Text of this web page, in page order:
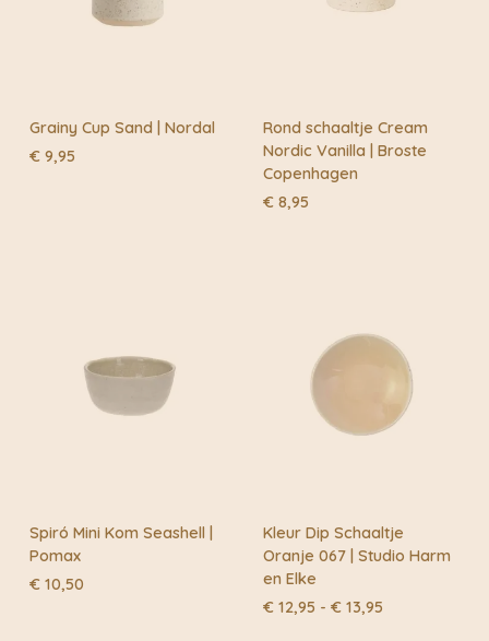
E-mail *
interieurontwerp een mix vindt met een modern randje
Grainy Cup Sand | Nordal
€ 9,95
Rond schaaltje Cream
Nordic Vanilla | Broste
Copenhagen
€ 8,95
Spiró Mini Kom Seashell |
Pomax
€ 10,50
Kleur Dip Schaaltje
Oranje 067 | Studio Harm
en Elke
€ 12,95 - € 13,95